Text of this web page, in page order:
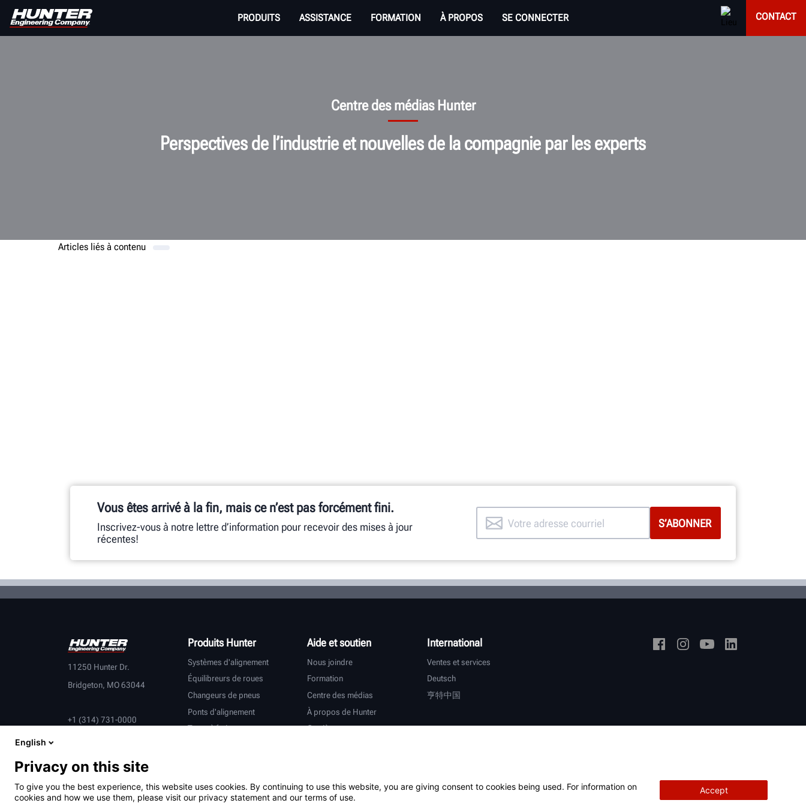
PRODUITS ASSISTANCE FORMATION À PROPOS SE CONNECTER CONTACT
Centre des médias Hunter
Perspectives de l’industrie et nouvelles de la compagnie par les experts
Articles liés à contenu
Vous êtes arrivé à la fin, mais ce n’est pas forcément fini.
Inscrivez-vous à notre lettre d’information pour recevoir des mises à jour
récentes!
11250 Hunter Dr.
Bridgeton, MO 63044
+1 (314) 731-0000
Produits Hunter
Systèmes d'alignement
Équilibreurs de roues
Changeurs de pneus
Ponts d'alignement
Tours à frein
Partenaires équipementiers
Aide et soutien
Nous joindre
Formation
Centre des médias
À propos de Hunter
Carrières
International
Ventes et services
Deutsch
亨特中国
English
Privacy on this site
To give you the best experience, this website uses cookies. By continuing to use this website, you are giving consent to cookies being used. For information on
cookies and how we use them, please visit our privacy statement and our terms of use.
Accept